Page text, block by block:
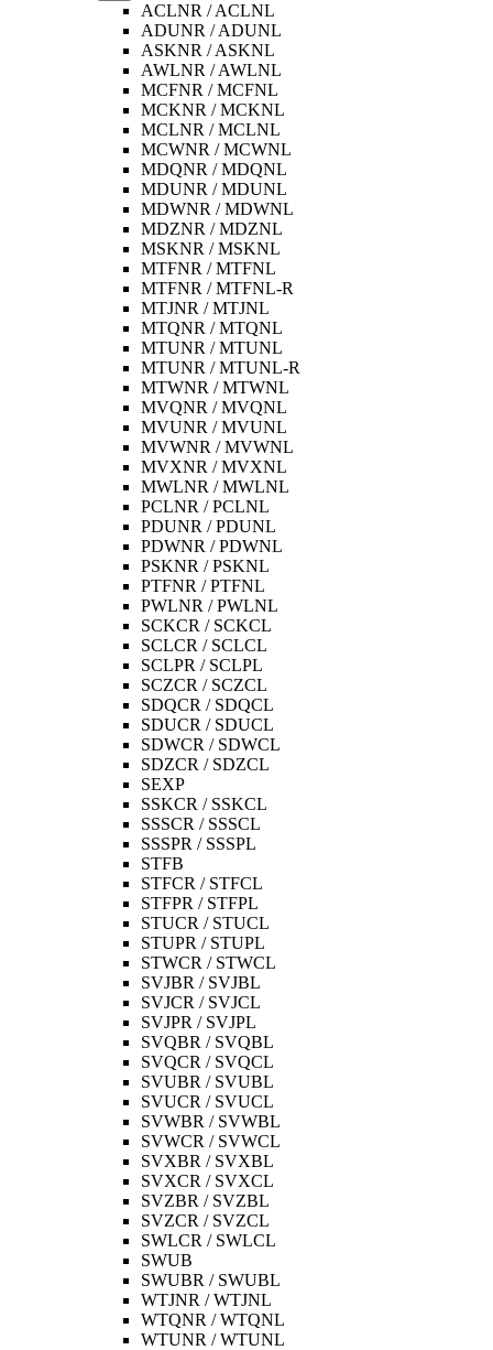
ACLNR / ACLNL
ADUNR / ADUNL
ASKNR / ASKNL
AWLNR / AWLNL
MCFNR / MCFNL
MCKNR / MCKNL
MCLNR / MCLNL
MCWNR / MCWNL
MDQNR / MDQNL
MDUNR / MDUNL
MDWNR / MDWNL
MDZNR / MDZNL
MSKNR / MSKNL
MTFNR / MTFNL
MTFNR / MTFNL-R
MTJNR / MTJNL
MTQNR / MTQNL
MTUNR / MTUNL
MTUNR / MTUNL-R
MTWNR / MTWNL
MVQNR / MVQNL
MVUNR / MVUNL
MVWNR / MVWNL
MVXNR / MVXNL
MWLNR / MWLNL
PCLNR / PCLNL
PDUNR / PDUNL
PDWNR / PDWNL
PSKNR / PSKNL
PTFNR / PTFNL
PWLNR / PWLNL
SCKCR / SCKCL
SCLCR / SCLCL
SCLPR / SCLPL
SCZCR / SCZCL
SDQCR / SDQCL
SDUCR / SDUCL
SDWCR / SDWCL
SDZCR / SDZCL
SEXP
SSKCR / SSKCL
SSSCR / SSSCL
SSSPR / SSSPL
STFB
STFCR / STFCL
STFPR / STFPL
STUCR / STUCL
STUPR / STUPL
STWCR / STWCL
SVJBR / SVJBL
SVJCR / SVJCL
SVJPR / SVJPL
SVQBR / SVQBL
SVQCR / SVQCL
SVUBR / SVUBL
SVUCR / SVUCL
SVWBR / SVWBL
SVWCR / SVWCL
SVXBR / SVXBL
SVXCR / SVXCL
SVZBR / SVZBL
SVZCR / SVZCL
SWLCR / SWLCL
SWUB
SWUBR / SWUBL
WTJNR / WTJNL
WTQNR / WTQNL
WTUNR / WTUNL